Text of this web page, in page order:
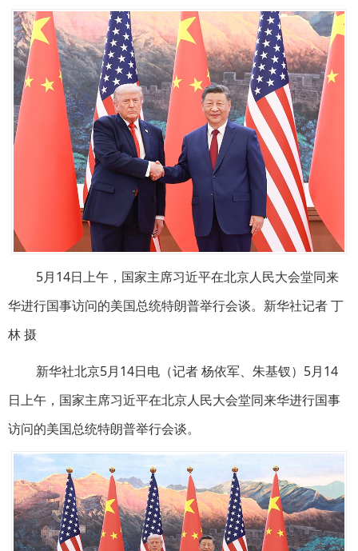
5月14日上午，国家主席习近平在北京人民大会堂同来
华进行国事访问的美国总统特朗普举行会谈。新华社记者 丁
林 摄
新华社北京5月14日电（记者 杨依军、朱基钗）5月14
日上午，国家主席习近平在北京人民大会堂同来华进行国事
访问的美国总统特朗普举行会谈。